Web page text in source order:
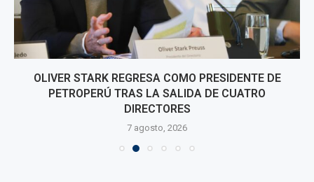
OLIVER STARK REGRESA COMO PRESIDENTE DE
PETROPERÚ TRAS LA SALIDA DE CUATRO
DIRECTORES
7 agosto, 2026